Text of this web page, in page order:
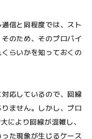
信と同程度では、スト
のため、そのプロバイ
らいかを知っておくの
応しているので、回線
ません。しかし、プロ
により回線が混雑し、
た現象が生じるケース